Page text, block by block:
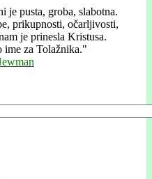
je pusta, groba, slabotna.
prikupnosti, očarljivosti,
je prinesla Kristusa.
ime za Tolažnika."